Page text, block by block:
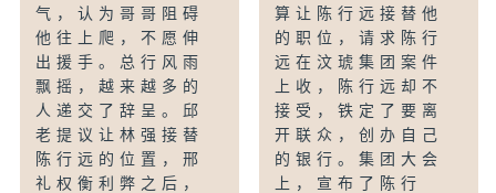
气，认为哥哥阻碍
他往上爬，不愿伸
出援手。总行风雨
飘摇，越来越多的
人递交了辞呈。邱
老提议让林强接替
陈行远的位置，邢
礼权衡利弊之后，
算让陈行远接替他
的职位，请求陈行
远在汶琥集团案件
上收，陈行远却不
接受，铁定了要离
开联众，创办自己
的银行。集团大会
上，宣布了陈行